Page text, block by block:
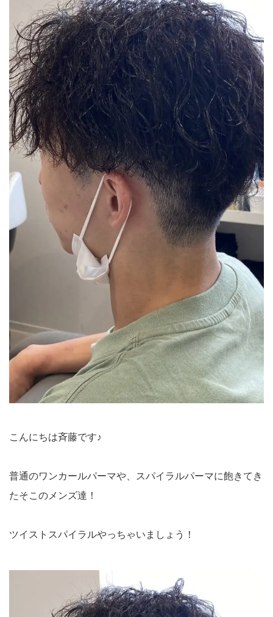
こんにちは斉藤です♪
普通のワンカールパーマや、スパイラルパーマに飽きてき
たそこのメンズ達！
ツイストスパイラルやっちゃいましょう！